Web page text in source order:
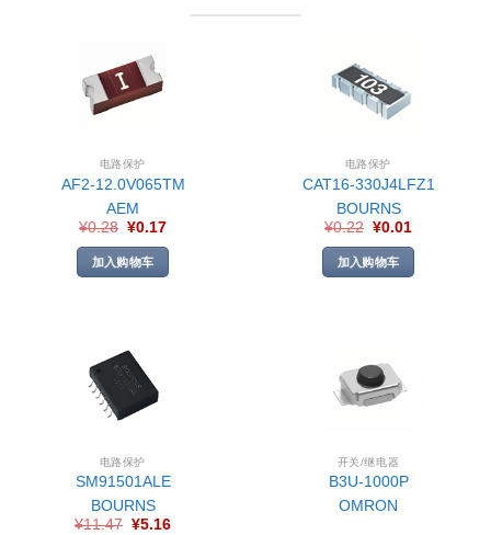
电路保护
AF2-12.0V065TM
AEM
¥0.28 ¥0.17
加入购物车
电路保护
CAT16-330J4LFZ1
BOURNS
¥0.22 ¥0.01
加入购物车
电路保护
SM91501ALE
BOURNS
¥11.47 ¥5.16
开关/继电器
B3U-1000P
OMRON